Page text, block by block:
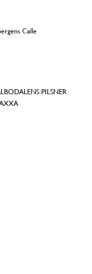
Calle
PILSNER